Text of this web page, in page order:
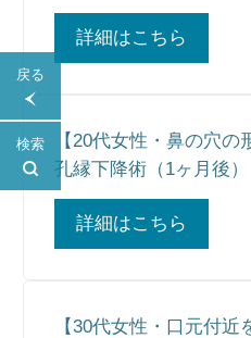
戻る
検索
詳細はこちら
【20代女性・鼻の穴
孔縁下降術（1ヶ月後）
詳細はこちら
【30代女性・口元付